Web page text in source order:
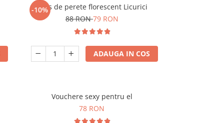
-10%
Ceas de perete florescent Licurici
88 RON79 RON
ADAUGA IN COS
Vouchere sexy pentru el
78 RON